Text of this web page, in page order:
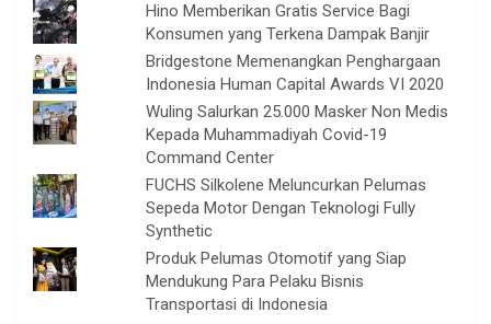
Hino Memberikan Gratis Service Bagi
Konsumen yang Terkena Dampak Banjir
Bridgestone Memenangkan Penghargaan
Indonesia Human Capital Awards VI 2020
Wuling Salurkan 25.000 Masker Non Medis
Kepada Muhammadiyah Covid-19
Command Center
FUCHS Silkolene Meluncurkan Pelumas
Sepeda Motor Dengan Teknologi Fully
Synthetic
Produk Pelumas Otomotif yang Siap
Mendukung Para Pelaku Bisnis
Transportasi di Indonesia